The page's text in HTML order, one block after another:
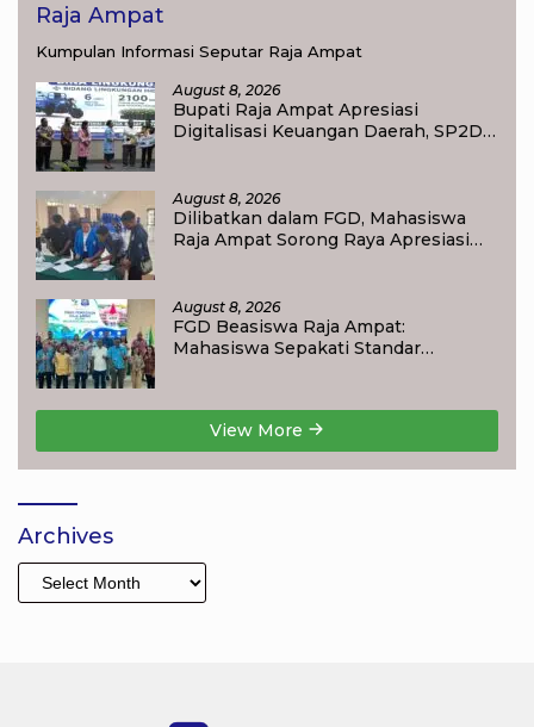
Raja Ampat
Kumpulan Informasi Seputar Raja Ampat
August 8, 2026
Bupati Raja Ampat Apresiasi
Digitalisasi Keuangan Daerah, SP2D
August 8, 2026
Dilibatkan dalam FGD, Mahasiswa
Raja Ampat Sorong Raya Apresiasi
August 8, 2026
FGD Beasiswa Raja Ampat:
Mahasiswa Sepakati Standar
View More
Archives
Archives